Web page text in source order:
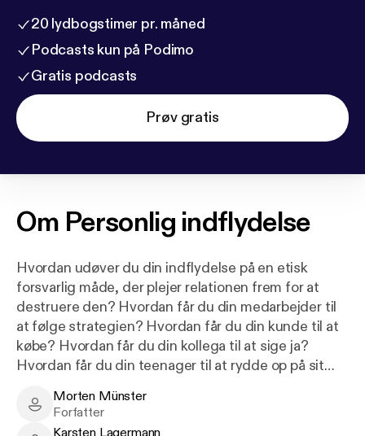
20 lydbogstimer pr. måned
Podcasts kun på Podimo
Gratis podcasts
Prøv gratis
Om Personlig indflydelse
Hvordan udøver du din indflydelse på en etisk
forsvarlig måde, der plejer relationen frem for at
destruere den? Hvordan får du din medarbejder til
at følge strategien? Hvordan får du din kunde til at
købe? Hvordan får du din kollega til at sige ja?
Hvordan får du din teenager til at rydde op på sit
debatten eller opgaven? Retoriker Morten
Sehested Münster, der er partner i BRO
Morten Münster - Author
Morten Münster
Forfatter
Karsten Lagermann